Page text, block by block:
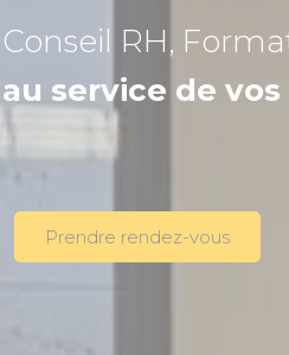
Conseil RH,
au service de
Prendre rendez-vous